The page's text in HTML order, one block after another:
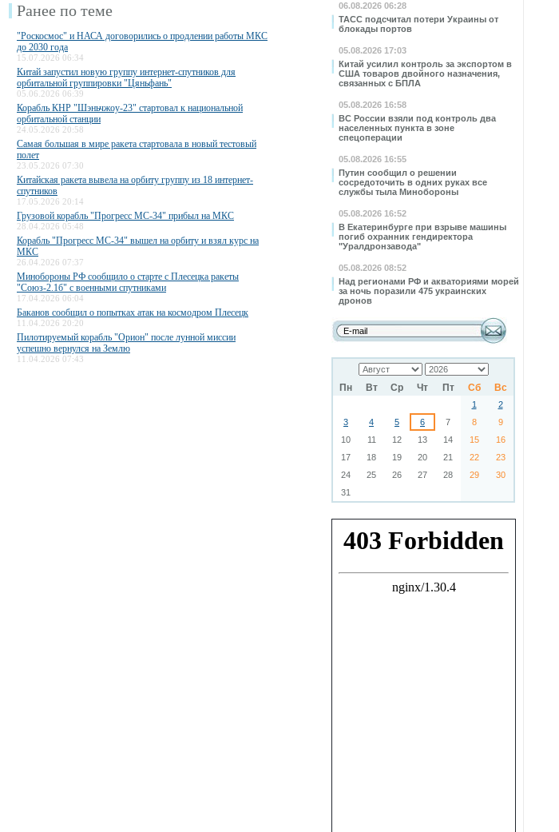
06.08.2026 06:28
ТАСС подсчитал потери Украины от
блокады портов
05.08.2026 17:03
Китай усилил контроль за экспортом в
США товаров двойного назначения,
связанных с БПЛА
05.08.2026 16:58
ВС России взяли под контроль два
населенных пункта в зоне
спецоперации
05.08.2026 16:55
Путин сообщил о решении
сосредоточить в одних руках все
службы тыла Минобороны
05.08.2026 16:52
В Екатеринбурге при взрыве машины
погиб охранник гендиректора
"Уралдронзавода"
05.08.2026 08:52
Над регионами РФ и акваториями морей
за ночь поразили 475 украинских
дронов
Пн Вт Ср Чт Пт Сб Вс
1
2
3
4 5 6 7 8
9
10
11 12 13 14 15
16
17
18 19 20 21 22
23
24
25 26 27 28 29
30
31
Ранее по теме
"Роскосмос" и НАСА договорились о продлении работы МКС
до 2030 года
15.07.2026 06:34
Китай запустил новую группу интернет-спутников для
орбитальной группировки "Цяньфань"
05.06.2026 06:39
Корабль КНР "Шэньчжоу-23" стартовал к национальной
орбитальной станции
24.05.2026 20:58
Самая большая в мире ракета стартовала в новый тестовый
полет
23.05.2026 07:30
Китайская ракета вывела на орбиту группу из 18 интернет-
спутников
17.05.2026 20:14
Грузовой корабль "Прогресс МС-34" прибыл на МКС
28.04.2026 05:48
Корабль "Прогресс МС-34" вышел на орбиту и взял курс на
МКС
26.04.2026 07:37
Минобороны РФ сообщило о старте с Плесецка ракеты
"Союз-2.1б" с военными спутниками
17.04.2026 06:04
Баканов сообщил о попытках атак на космодром Плесецк
11.04.2026 20:20
Пилотируемый корабль "Орион" после лунной миссии
успешно вернулся на Землю
11.04.2026 07:43